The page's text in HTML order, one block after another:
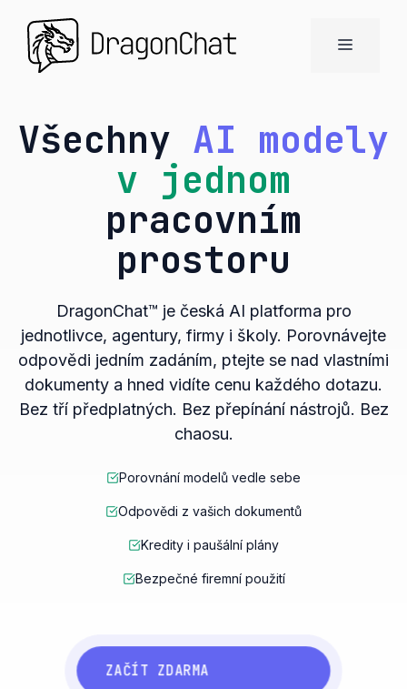
obsah
MENU
Všechny AI modely
v jednom
pracovním
prostoru
DragonChat™ je česká AI platforma pro
jednotlivce, agentury, firmy i školy. Porovnávejte
odpovědi jedním zadáním, ptejte se nad vlastními
dokumenty a hned vidíte cenu každého dotazu.
Bez tří předplatných. Bez přepínání nástrojů. Bez
chaosu.
Porovnání modelů vedle sebe
Odpovědi z vašich dokumentů
Kredity i paušální plány
Bezpečné firemní použití
ZAČÍT ZDARMA